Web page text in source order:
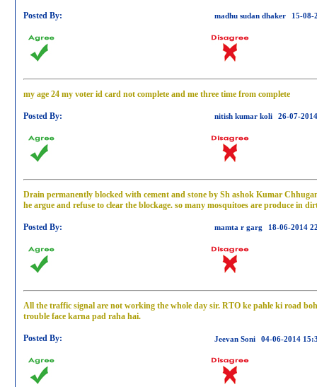
Posted By: madhu sudan dhaker 15-08-
my age 24 my voter id card not complete and me three time from complete
Posted By: nitish kumar koli 26-07-
Drain permanently blocked with cement and stone by Sh ashok Kumar
he argue and refuse to clear the blockage. so many mosquitoes are produce in
Posted By: mamta r garg 18-06-2014
All the traffic signal are not working the whole day sir. RTO ke pahle ki road
trouble face karna pad raha hai.
Posted By: Jeevan Soni 04-06-2014